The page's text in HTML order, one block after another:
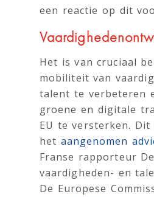
een reactie op dit
Het is van cruciaal
mobiliteit van
talent te verbeteren
groene en digitale
EU te versterken.
het aangenomen
Franse rapporteur
vaardigheden- en
De Europese